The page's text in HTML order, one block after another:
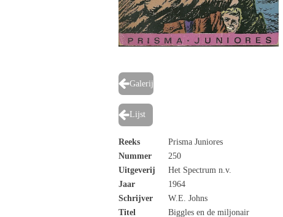
Galerij
Lijst
Reeks
Prisma Juniores
Nummer
250
Uitgeverij
Het Spectrum n.v.
Jaar
1964
Schrijver
W.E. Johns
Titel
Biggles en de miljonair